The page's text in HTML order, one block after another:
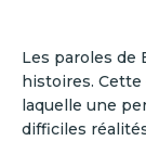
Les paroles de
histoires.
laquelle une
difficiles